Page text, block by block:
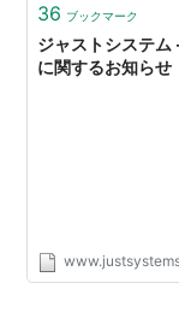
36 ブックマーク
ジャストシステム
に関するお知らせ